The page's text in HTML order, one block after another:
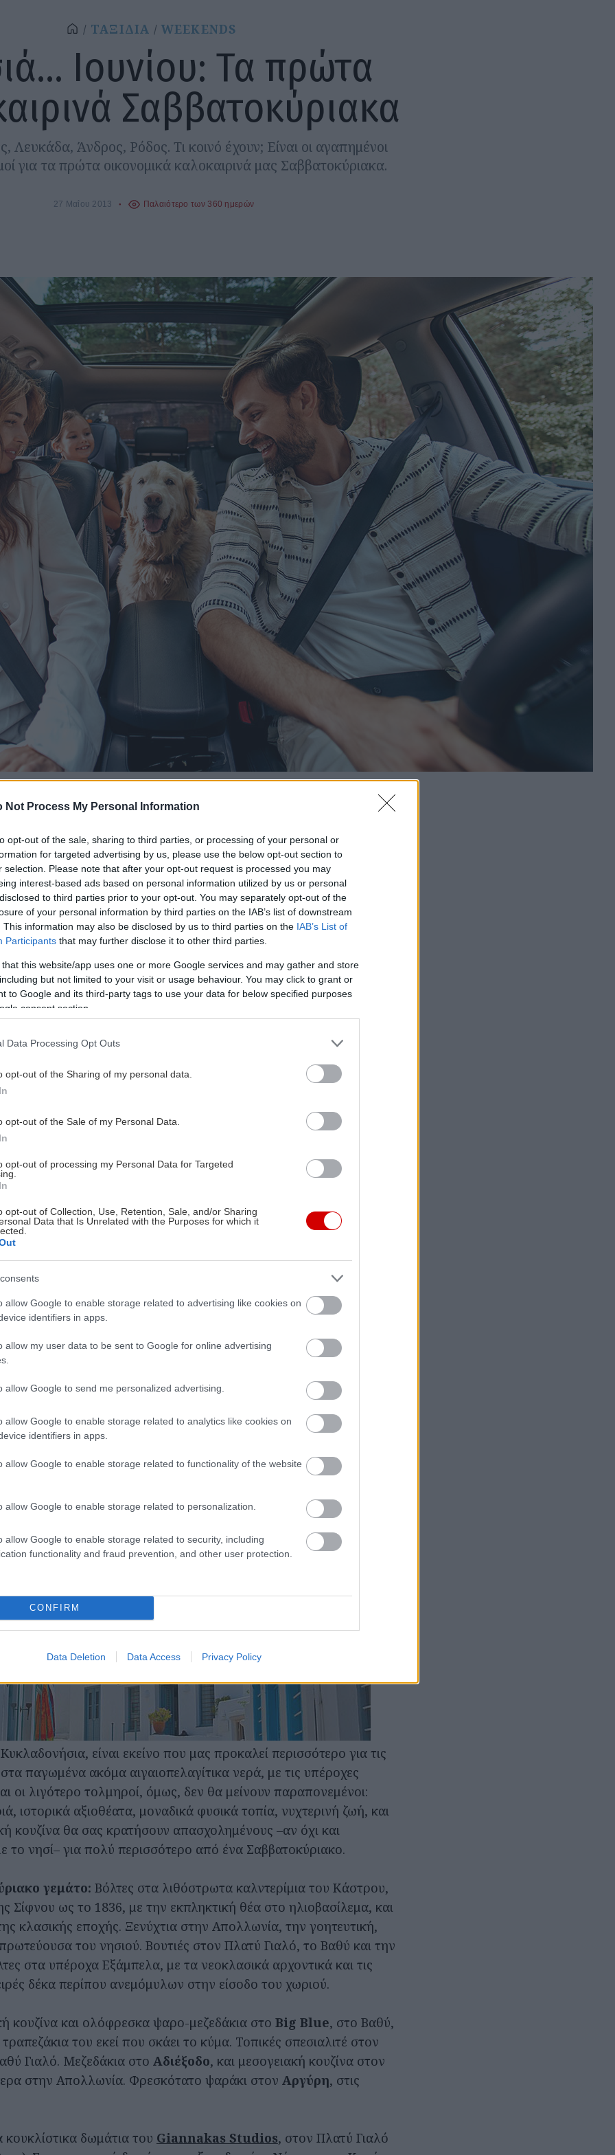
Not Process My Personal Information
opt-out of the sale, sharing to third parties, or processing of your personal or
for targeted advertising by us, please use the below opt-out section to
selection. Please note that after your opt-out request is processed you may
interest-based ads based on personal information utilized by us or personal
to third parties prior to your opt-out. You may separately opt-out of the
of your personal information by third parties on the IAB’s list of downstream
This information may also be disclosed by us to third parties on the IAB’s List of
Participants that may further disclose it to other third parties.
that this website/app uses one or more Google services and may gather and store
but not limited to your visit or usage behaviour. You may click to grant or
to Google and its third-party tags to use your data for below specified purposes
consent section.
Data Processing Opt Outs
opt-out of the Sharing of my personal data.
opt-out of the Sale of my Personal Data.
opt-out of processing my Personal Data for Targeted
opt-out of Collection, Use, Retention, Sale, and/or Sharing
Data that Is Unrelated with the Purposes for which it
allow Google to enable storage related to advertising like cookies on
identifiers in apps.
allow my user data to be sent to Google for online advertising
allow Google to send me personalized advertising.
allow Google to enable storage related to analytics like cookies on
identifiers in apps.
allow Google to enable storage related to functionality of the website
allow Google to enable storage related to personalization.
allow Google to enable storage related to security, including
functionality and fraud prevention, and other user protection.
CONFIRM
Data Deletion Data Access Privacy Policy
ΤΑΞΙΔΙΑ WEEKENDS
Ιουνίου: Τα πρώτα
Σαββατοκύριακα
Λευκάδα, Άνδρος, Ρόδος. Τι κοινό έχουν; Είναι οι αγαπημένοι
για τα πρώτα οικονομικά καλοκαιρινά μας Σαββατοκύριακα.
27 Μαΐου 2013 Παλαιότερο των 360 ημερών
το προνόμιο των διακοπών τον πρώτο μήνα του
όμως, ο υδράργυρος που όσο πάει και ανεβαίνει, κάτι το
Πνεύματος που πλησιάζει ολοταχώς (στις 24 Ιουνίου, αν
και περισσότερο σκεφτόμαστε να το σκάσουμε έστω για ένα
σε ένα κοντινό νησάκι. Το μόνο που θέλουμε είναι μερικές ωραίες
πρώτες μας βουτιές, αλλά και μερικά ωραία χωριά για να
που οι θερμοκρασίες των νερών δεν ενδείκνυνται για
στη θάλασσα. Όλα αυτά, και ακόμα περισσότερα, τα βρήκαμε στα
είναι εκείνο που μας προκαλεί περισσότερο για τις
παγωμένα ακόμα αιγαιοπελαγίτικα νερά, με τις υπέροχες
οι λιγότερο τολμηροί, όμως, δεν θα μείνουν παραπονεμένοι:
ιστορικά αξιοθέατα, μοναδικά φυσικά τοπία, νυχτερινή ζωή, και
κουζίνα θα σας κρατήσουν απασχολημένους –αν όχι και
το νησί– για πολύ περισσότερο από ένα Σαββατοκύριακο.
γεμάτο: Βόλτες στα λιθόστρωτα καλντερίμια του Κάστρου,
Σίφνου ως το 1836, με την εκπληκτική θέα στο ηλιοβασίλεμα, και
κλασικής εποχής. Ξενύχτια στην Απολλωνία, την γοητευτική,
του νησιού. Βουτιές στον Πλατύ Γιαλό, το Βαθύ και την
στα υπέροχα Εξάμπελα, με τα νεοκλασικά αρχοντικά και τις
δέκα περίπου ανεμόμυλων στην είσοδο του χωριού.
κουζίνα και ολόφρεσκα ψαρο-μεζεδάκια στο Big Blue, στο Βαθύ,
του εκεί που σκάει το κύμα. Τοπικές σπεσιαλιτέ στον
Γιαλό. Μεζεδάκια στο Αδιέξοδο, και μεσογειακή κουζίνα στον
στην Απολλωνία. Φρεσκότατο ψαράκι στον Αργύρη, στις
κουκλίστικα δωμάτια του Giannakas Studios, στον Πλατύ Γιαλό